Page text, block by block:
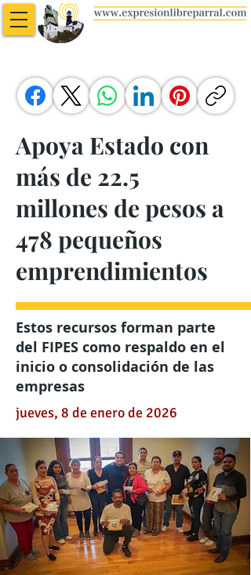
Apoya Estado con
más de 22.5
millones de pesos a
478 pequeños
emprendimientos
Estos recursos forman parte
del FIPES como respaldo en el
inicio o consolidación de las
empresas
jueves, 8 de enero de 2026